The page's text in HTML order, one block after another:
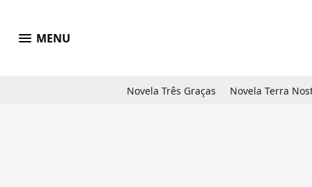
menu MENU
Novela Três Graças Novela Terra